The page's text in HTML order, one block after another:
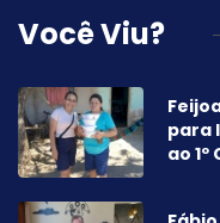
Você Viu?
para
ao